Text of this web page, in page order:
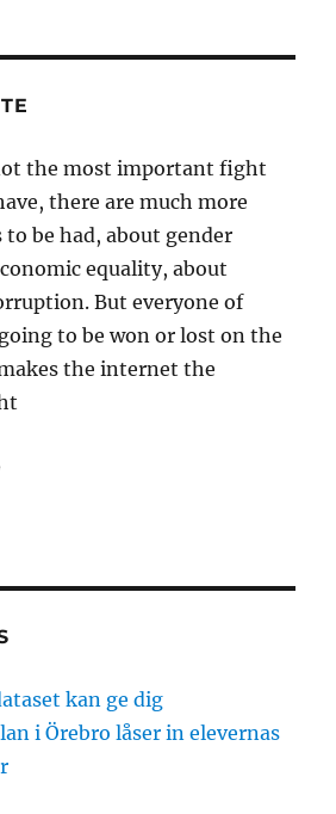
the most important fight
there are much more
be had, about gender
equality, about
But everyone of
to be won or lost on the
the internet the
kan ge dig
i Örebro låser in elevernas